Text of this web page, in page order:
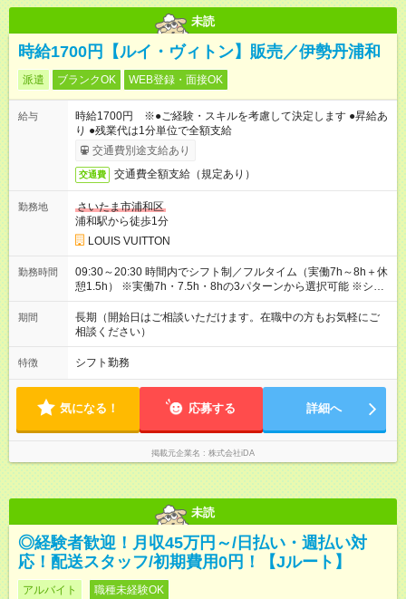
未読
時給1700円【ルイ・ヴィトン】販売／伊勢丹浦和
派遣 ブランクOK WEB登録・面接OK
給与
時給1700円 ※●ご経験・スキルを考慮して決定します ●昇給あ
り ●残業代は1分単位で全額支給
交通費別途支給あり
交通費 交通費全額支給（規定あり）
勤務地
さいたま市浦和区
浦和駅から徒歩1分
LOUIS VUITTON
勤務時間
09:30～20:30 時間内でシフト制／フルタイム（実働7h～8h＋休
憩1.5h） ※実働7h・7.5h・8hの3パターンから選択可能 ※シフ
トパターンは店舗により異なります
期間
長期（開始日はご相談いただけます。在職中の方もお気軽にご
相談ください）
特徴 シフト勤務
気になる！ 応募する 詳細へ
掲載元企業名 株式会社iDA
未読
◎経験者歓迎！月収45万円～/日払い・週払い対
応！配送スタッフ/初期費用0円！【Jルート】
アルバイト 職種未経験OK